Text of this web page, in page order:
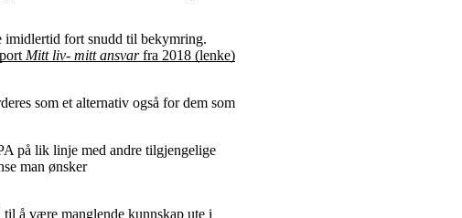
imidlertid fort snudd til bekymring.
Mitt liv- mitt ansvarfra 2018 (lenke)
som et alternativ også for dem som
på lik linje med andre tilgjengelige
man ønsker
å være manglende kunnskap ute i